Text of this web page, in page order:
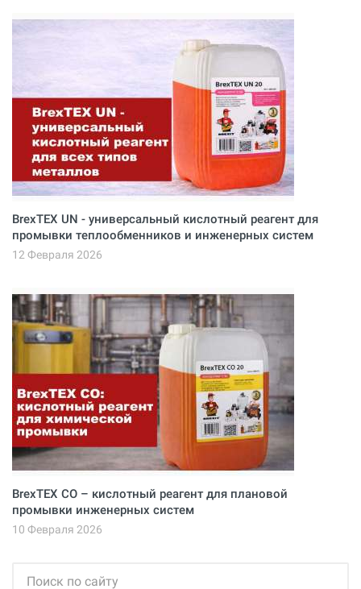
BrexTEX UN - универсальный кислотный реагент для
промывки теплообменников и инженерных систем
12 Февраля 2026
BrexTEX CO – кислотный реагент для плановой
промывки инженерных систем
10 Февраля 2026